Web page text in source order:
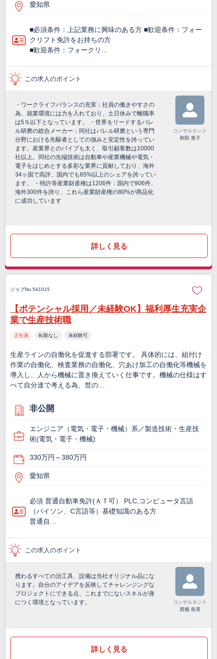
愛知県
■必須条件：上記業務に興味のある方 ■歓迎条件：フォー
クリフト免許をお持ちの方
■歓迎条件：フォークリ…
この求人のポイント
・ワークライフバランスの充実：社員の働きやすさの
為、就業環境には力を入れており、土日休みで離職率
は5％以下となっています。 ・世界をリードするバレ
ル研磨の総合メーカー：同社はバレル研磨という専門
分野における先駆者としての強みと安定性を誇ってい
ます。産業界とのパイプも太く、取引顧客数は10000
社以上。同社の先端技術は自動車や産業機械や電気・
電子をはじめとする多彩な業界に貢献しており、海外
34ヶ国で高評、国内でも65%以上のシェアを誇ってい
ます。 ・特許等産業財産権は1206件：国内で906件、
海外300件を誇り、これら産業財産権の80%が商品化
に成功しています
コンサルタント
和田 英子
詳しく見る
ジョブNo.541015
【ポテンシャル採用／未経験OK】福利厚生充実企
業で生産技術職
正社員 転勤なし 未経験可
生産ラインの自働化を促進する部署です。 具体的には、組付け
作業の自働化、検査業務の自働化、穴あけ加工の自働化等機械を
導入し、人から機械に置き換えていく仕事です。機械の仕様はす
べて自分達で考える為、世の…
非公開
エンジニア（電気・電子・機械）系／製造技術・生産技
術(電気・電子・機械)
330万円～380万円
愛知県
必須 普通自動車免許(ＡＴ可） PLC,コンピュータ言語
（パイソン、C言語等）基礎知識のある方
普通自…
この求人のポイント
携わるすべての治工具、設備は当社オリジナル品にな
ります。自分のアイデアを反映してチャレンジングな
プロジェクトにできる点、これまでにないスキルが身
につく環境となっています。
コンサルタント
西畑 良晃
詳しく見る